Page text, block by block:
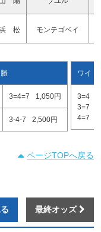
松 モンテゴベイ
3=4=7 1,050円
3-4-7 2,500円
ワイド
3=4
3=7
4=7
ページTOPへ戻る
最終オッズ